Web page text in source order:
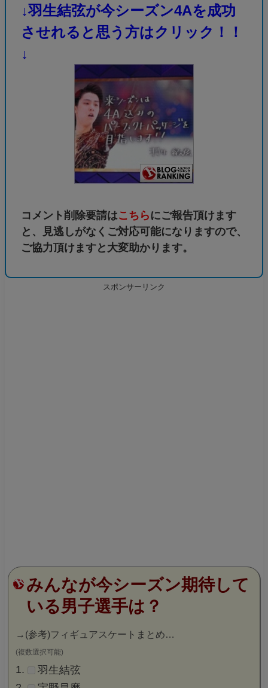
↓羽生結弦が今シーズン4Aを成功
させれると思う方はクリック！！
↓
コメント削除要請はこちら にご報告頂けます
と、見逃しがなくご対応可能になりますので、
ご協力頂けますと大変助かります。
スポンサーリンク
みんなが今シーズン期待して
いる男子選手は？
→ (参考)フィギュアスケートまとめ…
(複数選択可能)
羽生結弦